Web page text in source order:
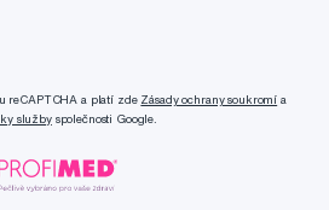
reCAPTCHA a platí zde Zásady ochrany soukromí a
službyspolečnosti Google.